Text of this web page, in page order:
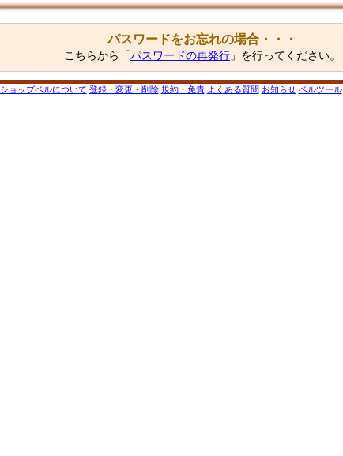
パスワードをお忘れの場合・・・
こちらから「パスワードの再発行 」を行ってください。
ショップベルについて 登録・変更・削除 規約・免責 よくある質問 お知らせ ベルツール